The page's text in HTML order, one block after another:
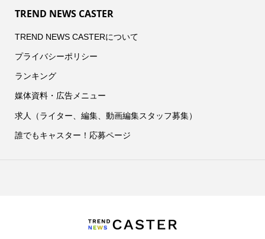
TREND NEWS CASTER
TREND NEWS CASTERについて
プライバシーポリシー
ランキング
媒体資料・広告メニュー
求人（ライター、編集、動画編集スタッフ募集）
誰でもキャスター！応募ページ